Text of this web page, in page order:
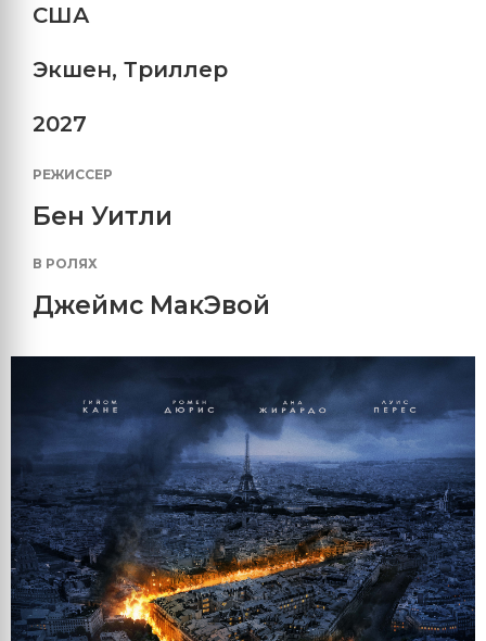
США
Экшен, Триллер
2027
РЕЖИССЕР
Бен Уитли
В РОЛЯХ
Джеймс МакЭвой